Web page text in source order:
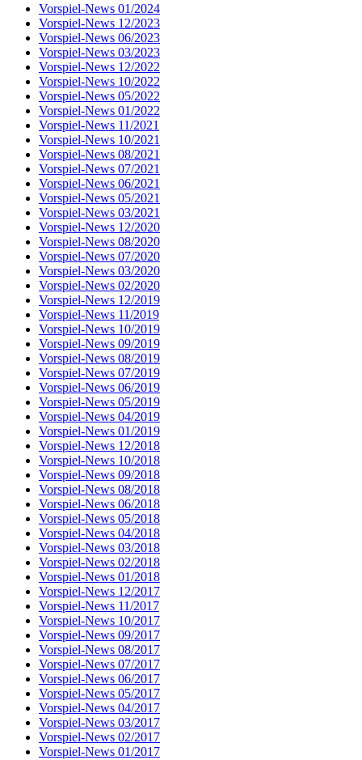
Vorspiel-News 01/2024
Vorspiel-News 12/2023
Vorspiel-News 06/2023
Vorspiel-News 03/2023
Vorspiel-News 12/2022
Vorspiel-News 10/2022
Vorspiel-News 05/2022
Vorspiel-News 01/2022
Vorspiel-News 11/2021
Vorspiel-News 10/2021
Vorspiel-News 08/2021
Vorspiel-News 07/2021
Vorspiel-News 06/2021
Vorspiel-News 05/2021
Vorspiel-News 03/2021
Vorspiel-News 12/2020
Vorspiel-News 08/2020
Vorspiel-News 07/2020
Vorspiel-News 03/2020
Vorspiel-News 02/2020
Vorspiel-News 12/2019
Vorspiel-News 11/2019
Vorspiel-News 10/2019
Vorspiel-News 09/2019
Vorspiel-News 08/2019
Vorspiel-News 07/2019
Vorspiel-News 06/2019
Vorspiel-News 05/2019
Vorspiel-News 04/2019
Vorspiel-News 01/2019
Vorspiel-News 12/2018
Vorspiel-News 10/2018
Vorspiel-News 09/2018
Vorspiel-News 08/2018
Vorspiel-News 06/2018
Vorspiel-News 05/2018
Vorspiel-News 04/2018
Vorspiel-News 03/2018
Vorspiel-News 02/2018
Vorspiel-News 01/2018
Vorspiel-News 12/2017
Vorspiel-News 11/2017
Vorspiel-News 10/2017
Vorspiel-News 09/2017
Vorspiel-News 08/2017
Vorspiel-News 07/2017
Vorspiel-News 06/2017
Vorspiel-News 05/2017
Vorspiel-News 04/2017
Vorspiel-News 03/2017
Vorspiel-News 02/2017
Vorspiel-News 01/2017